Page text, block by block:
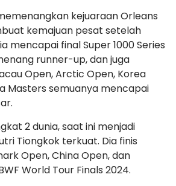
kejuaraan Orleans
kemajuan pesat setelah
mencapai final Super 1000 Series
runner-up, dan juga
Open, Arctic Open, Korea
Masters semuanya mencapai
2 dunia, saat ini menjadi
Tiongkok terkuat. Dia finis
Open, China Open, dan
World Tour Finals 2024.